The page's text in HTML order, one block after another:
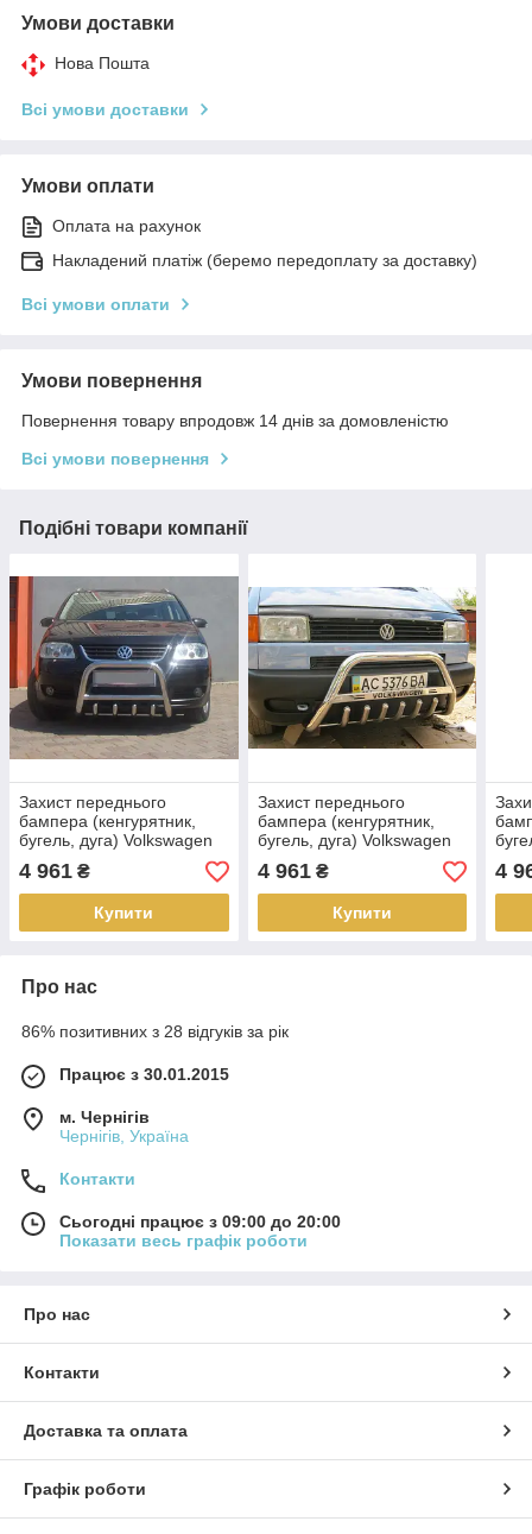
Умови доставки
Нова Пошта
Всі умови доставки
Умови оплати
Оплата на рахунок
Накладений платіж (беремо передоплату за доставку)
Всі умови оплати
Умови повернення
Повернення товару впродовж 14 днів за домовленістю
Всі умови повернення
Подібні товари компанії
Захист переднього
бампера (кенгурятник,
бугель, дуга) Volkswagen
Touran
4 961 ₴
Купити
Захист переднього
бампера (кенгурятник,
бугель, дуга) Volkswagen
T-4
4 961₴
Купити
4
Про нас
86% позитивних з 28 відгуків за рік
Працює з 30.01.2015
м. Чернігів
Чернігів, Україна
Контакти
Сьогодні працює з 09:00 до 20:00
Показати весь графік роботи
Про нас
Контакти
Доставка та оплата
Графік роботи